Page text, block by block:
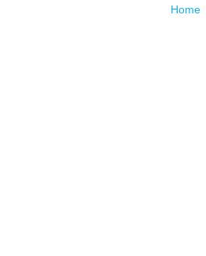
Home